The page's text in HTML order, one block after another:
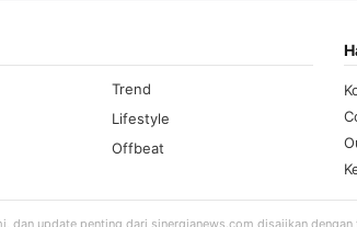
Trend
Lifestyle
Offbeat